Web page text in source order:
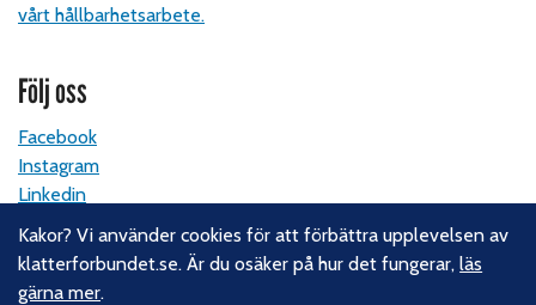
vårt hållbarhetsarbete.
Följ oss
Facebook
Instagram
Linkedin
Nyhetsbrev
Kakor? Vi använder cookies för att förbättra upplevelsen av
klatterforbundet.se. Är du osäker på hur det fungerar,läs
gärna mer.